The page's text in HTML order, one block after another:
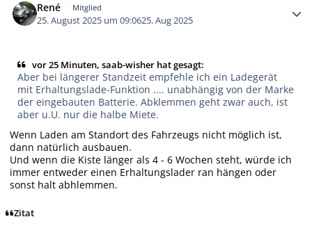
René Mitglied
25. August 2025 um 09:0625. Aug 2025
vor 25 Minuten, saab-wisher hat gesagt:
Aber bei längerer Standzeit empfehle ich ein Ladegerät
mit Erhaltungslade-Funktion .... unabhängig von der Marke
der eingebauten Batterie. Abklemmen geht zwar auch, ist
aber u.U. nur die halbe Miete.
Wenn Laden am Standort des Fahrzeugs nicht möglich ist,
dann natürlich ausbauen.
Und wenn die Kiste länger als 4 - 6 Wochen steht, würde ich
immer entweder einen Erhaltungslader ran hängen oder
sonst halt abhlemmen.
Zitat